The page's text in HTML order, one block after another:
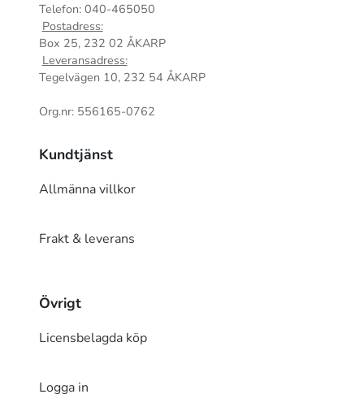
Telefon: 040-465050
Postadress:
Box 25, 232 02 ÅKARP
Leveransadress:
Tegelvägen 10, 232 54 ÅKARP
Org.nr: 556165-0762
Kundtjänst
Allmänna villkor
Frakt & leverans
Övrigt
Licensbelagda köp
Logga in